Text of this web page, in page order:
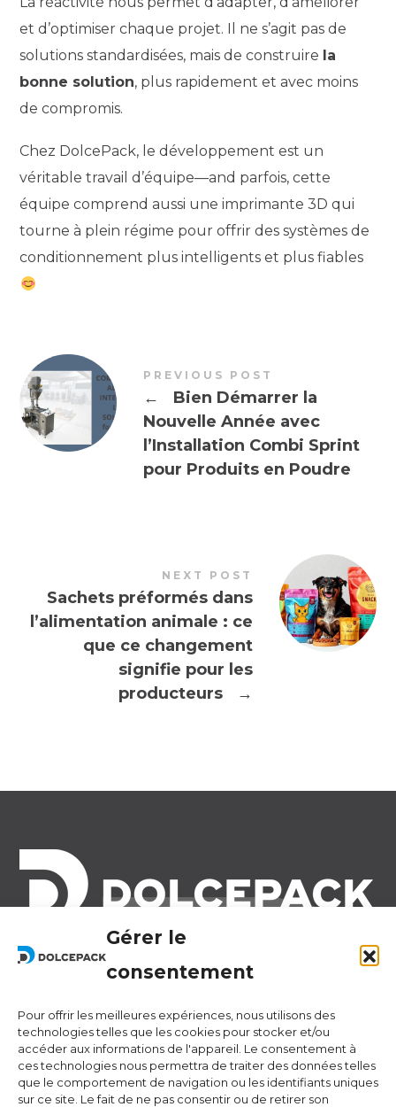
Gérer le
consentement
Pour offrir les meilleures expériences, nous utilisons des
technologies telles que les cookies pour stocker et/ou
accéder aux informations de l'appareil. Le consentement à
ces technologies nous permettra de traiter des données telles
que le comportement de navigation ou les identifiants uniques
sur ce site. Le fait de ne pas consentir ou de retirer son
et d’optimiser chaque projet. Il ne s’agit pas de
solutions standardisées, mais de construire la
bonne solution, plus rapidement et avec moins
de compromis.
Chez DolcePack, le développement est un
véritable travail d’équipe—and parfois, cette
équipe comprend aussi une imprimante 3D qui
tourne à plein régime pour offrir des systèmes de
conditionnement plus intelligents et plus fiables
PREVIOUS POST
←
Bien Démarrer la
Nouvelle Année avec
l’Installation Combi Sprint
pour Produits en Poudre
NEXT POST
Sachets préformés dans
l’alimentation animale : ce
que ce changement
signifie pour les
producteurs
→
Legal Offices
Ra Strada de Vigna 21
Operational Offices
Via Sceresa 5
6805 Mezzovico Switzerland